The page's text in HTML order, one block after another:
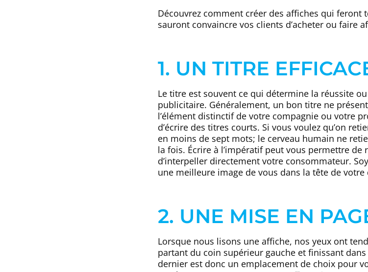
Découvrez comment créer des affiches qui feront
sauront convaincre vos clients d’acheter ou faire
1. UN TITRE
Le titre est souvent ce qui détermine la réussite ou
publicitaire. Généralement, un bon titre ne
l’élément distinctif de votre compagnie ou votre
d’écrire des titres courts. Si vous voulez qu’on
en moins de sept mots; le cerveau humain ne
la fois. Écrire à l’impératif peut vous permettre
d’interpeller directement votre consommateur.
une meilleure image de vous dans la tête de
2. UNE MISE EN
Lorsque nous lisons une affiche, nos yeux ont
partant du coin supérieur gauche et finissant
dernier est donc un emplacement de choix pour